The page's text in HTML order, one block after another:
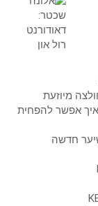
אפשר להפחית
חדשה